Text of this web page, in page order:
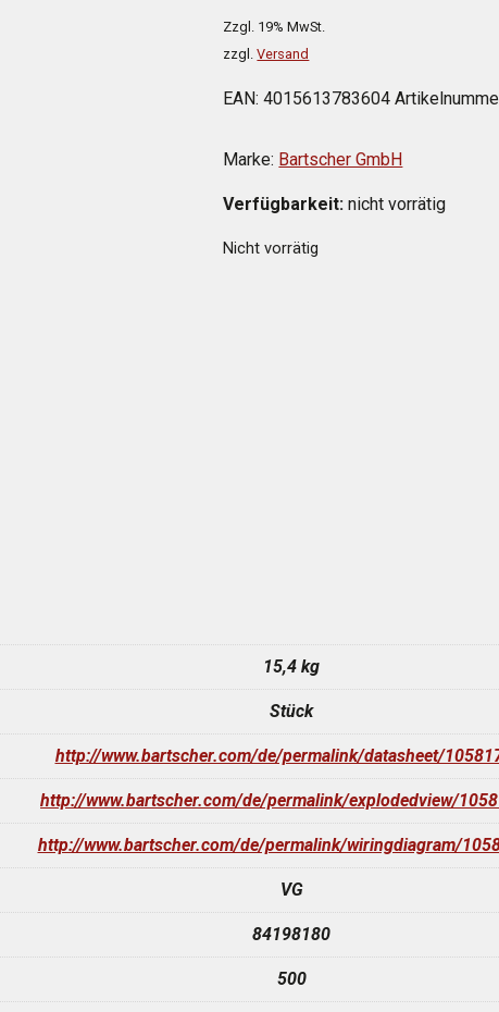
war:
1.598,00 €
Zzgl. 19% MwSt.
zzgl.Versand
EAN:4015613783604
Marke: Bartscher GmbH
Verfügbarkeit: nicht vorrätig
Nicht vorrätig
15,4 kg
Stück
http://www.bartscher.com/de/permalink/datasheet/
http://www.bartscher.com/de/permalink/explodedview/
http://www.bartscher.com/de/permalink/wiringdiagram/
VG
84198180
500